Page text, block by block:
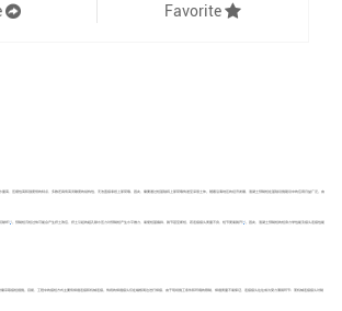
Favorite
高、压缩性高和强度低的特点，多数还具有高灵敏度的结构性，无法直接承担上部荷载，因此，需要通过桩基础将上部荷载传递至深层土体。随着沿海地区的经济发展，混凝土预制桩在基础设施建设中的应用日益广泛。由
破坏 。预制桩沉桩过快可能会产生挤土效应，挤土引起的超孔隙水压力对预制桩产生水平推力，易使桩基偏斜、脱节甚至断桩，若连接接头质量不良，桩节更易脱开 2 。因此，混凝土预制桩的桩身力学性能及接头连接性能
采取接桩措施。目前，工程中的接桩方式主要有焊缝连接和机械连接。传统的焊缝接头仅在端板周边进行焊接，由于现场施工条件和环境的限制，焊缝质量不易保证，连接接头往往成为受力薄弱环节；而机械连接接头对制